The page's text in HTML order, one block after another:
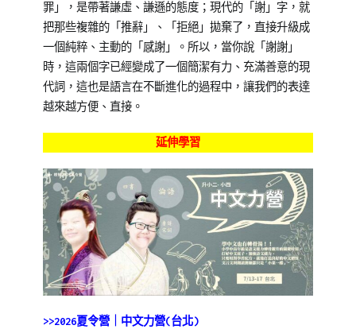
罪」，是帶著謙虛、謙遜的態度；現代的「謝」字，就
把那些複雜的「推辭」、「拒絕」拋棄了，直接升級成
一個純粹、主動的「感謝」。所以，當你說「謝謝」
時，這兩個字已經變成了一個簡潔有力、充滿善意的現
代詞，這也是語言在不斷進化的過程中，讓我們的表達
越來越方便、直接。
延伸學習
>>2026夏令營｜中文力營(台北)